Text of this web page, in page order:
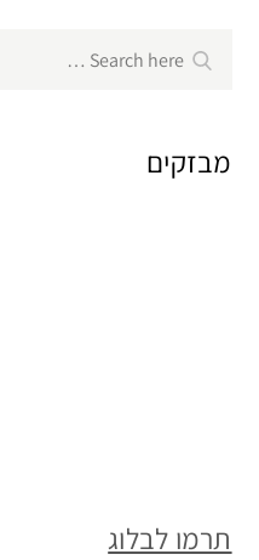
for:
Search
מבזקים
תרמו לבלוג